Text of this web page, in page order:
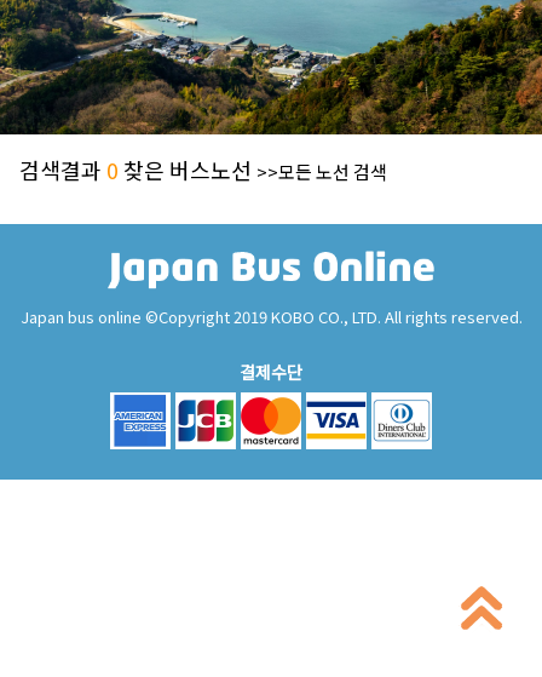
검색결과 0 찾은 버스노선 >>모든 노선 검색
Japan bus online ©Copyright 2019 KOBO CO., LTD. All rights reserved.
결제수단